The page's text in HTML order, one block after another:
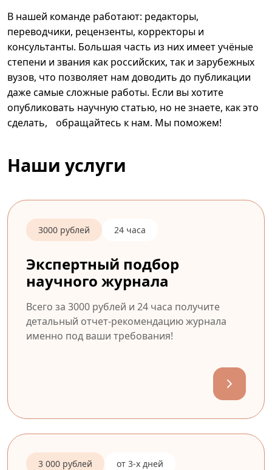
В нашей команде работают: редакторы,
переводчики, рецензенты, корректоры и
консультанты. Большая часть из них имеет учёные
степени и звания как российских, так и зарубежных
вузов, что позволяет нам доводить до публикации
даже самые сложные работы. Если вы хотите
опубликовать научную статью, но не знаете, как это
сделать, обращайтесь к нам. Мы поможем!
Наши услуги
3000 рублей 24 часа
Экспертный подбор
научного журнала
Всего за 3000 рублей и 24 часа получите
детальный отчет-рекомендацию журнала
именно под ваши требования!
3 000 рублей от 3-х дней